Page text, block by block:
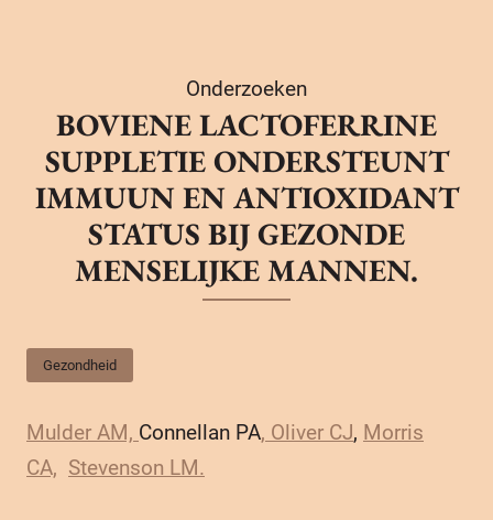
Onderzoeken
BOVIENE LACTOFERRINE
SUPPLETIE ONDERSTEUNT
IMMUUN EN ANTIOXIDANT
STATUS BIJ GEZONDE
MENSELIJKE MANNEN.
Gezondheid
Mulder AM, Connellan PA, Oliver CJ, Morris
CA, Stevenson LM.